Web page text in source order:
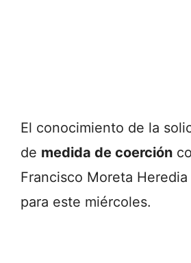
El conocimiento de la
de medida de coerción
Francisco Moreta
para este miércoles.